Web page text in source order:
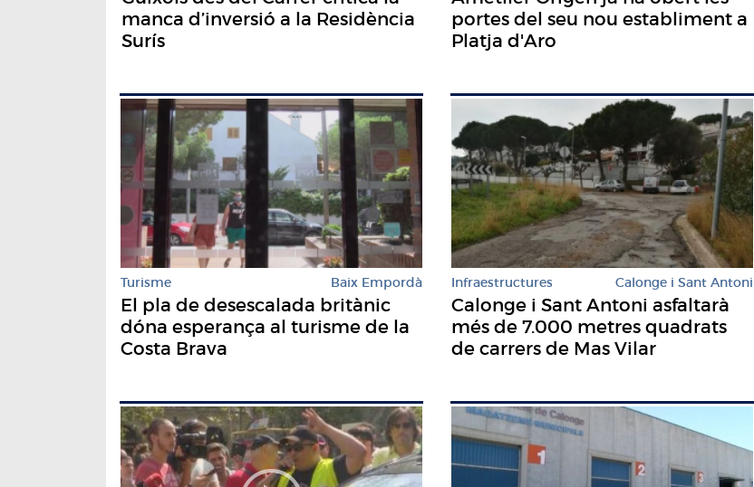
manca d’inversió a la Residència
Surís
portes del seu nou establiment a
Platja d'Aro
Turisme Baix Empordà
El pla de desescalada britànic
dóna esperança al turisme de la
Costa Brava
Infraestructures Calonge i Sant Antoni
Calonge i Sant Antoni asfaltarà
més de 7.000 metres quadrats
de carrers de Mas Vilar